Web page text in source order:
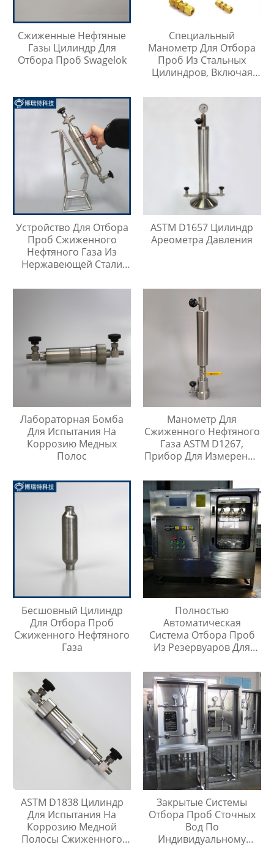
Сжиженные Нефтяные
Газы Цилиндр Для
Отбора Проб Swagelok
Специальный
Манометр Для Отбора
Проб Из Стальных
Цилиндров, Включая
Нержавеющей Стали
Устройство Для Отбора
Проб Сжиженного
Нефтяного Газа Из
Нержавеющей Стали
ASTM D1657 Цилиндр
Ареометра Давления
Лабораторная Бомба
Для Испытания На
Коррозию Медных
Полос
Манометр Для
Сжиженного Нефтяного
Газа ASTM D1267,
Прибор Для Измерения
Бесшовный Цилиндр
Для Отбора Проб
Сжиженного Нефтяного
Газа
Полностью
Автоматическая
Система Отбора Проб
Из Резервуаров Для
Любой Высоте
ASTM D1838 Цилиндр
Для Испытания На
Коррозию Медной
Полосы Сжиженного
Закрытые Системы
Отбора Проб Сточных
Вод По
Индивидуальному